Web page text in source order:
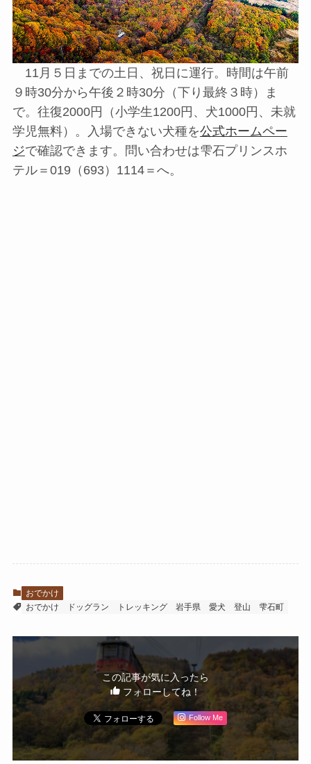
11月５日までの土日、祝日に運行。時間は午前
９時30分から午後２時30分（下り最終３時）ま
で。往復2000円（小学生1200円、犬1000円、未就
学児無料）。入場できない犬種を公式ホームペー
ジで確認できます。問い合わせは雫石プリンスホ
テル＝019（693）1114＝へ。
おでかけ
おでかけ
ドッグラン トレッキング 岩手県 愛犬 登山 雫石町
この記事が気に入ったら
フォローしてね！
Follow Me